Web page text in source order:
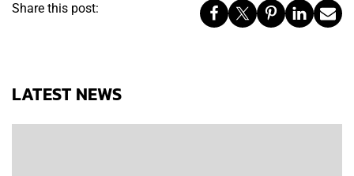
Share this post:
LATEST NEWS